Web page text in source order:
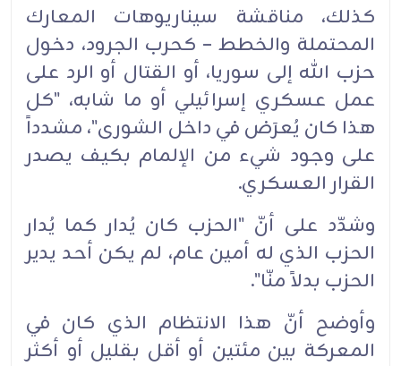
كذلك، مناقشة سيناريوهات المعارك
المحتملة والخطط – كحرب الجرود، دخول
حزب الله إلى سوريا، أو القتال أو الرد على
عمل عسكري إسرائيلي أو ما شابه، "كل
هذا كان يُعرَض في داخل الشورى"، مشدداً
على وجود شيء من الإلمام بكيف يصدر
القرار العسكري.
وشدّد على أنّ "الحزب كان يُدار كما يُدار
الحزب الذي له أمين عام، لم يكن أحد يدير
الحزب بدلاً منّا".
وأوضح أنّ هذا الانتظام الذي كان في
المعركة بين مئتين أو أقل بقليل أو أكثر